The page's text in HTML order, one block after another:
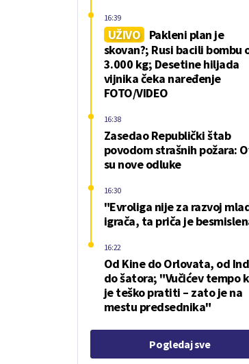
UŽIVO
Pakleni plan je
skovan?; Rusi bacili bombu
3.000 kg; Desetine hiljada
vijnika čeka naređenje
FOTO/VIDEO
16:39
Zasedao Republički štab
povodom strašnih požara:
su nove odluke
16:38
"Evroliga nije za razvoj
igrača, ta priča je
16:30
Od Kine do Orlovata, od
do šatora; "Vučićev tempo
je teško pratiti – zato je na
mestu predsednika"
16:22
Pogledaj sve